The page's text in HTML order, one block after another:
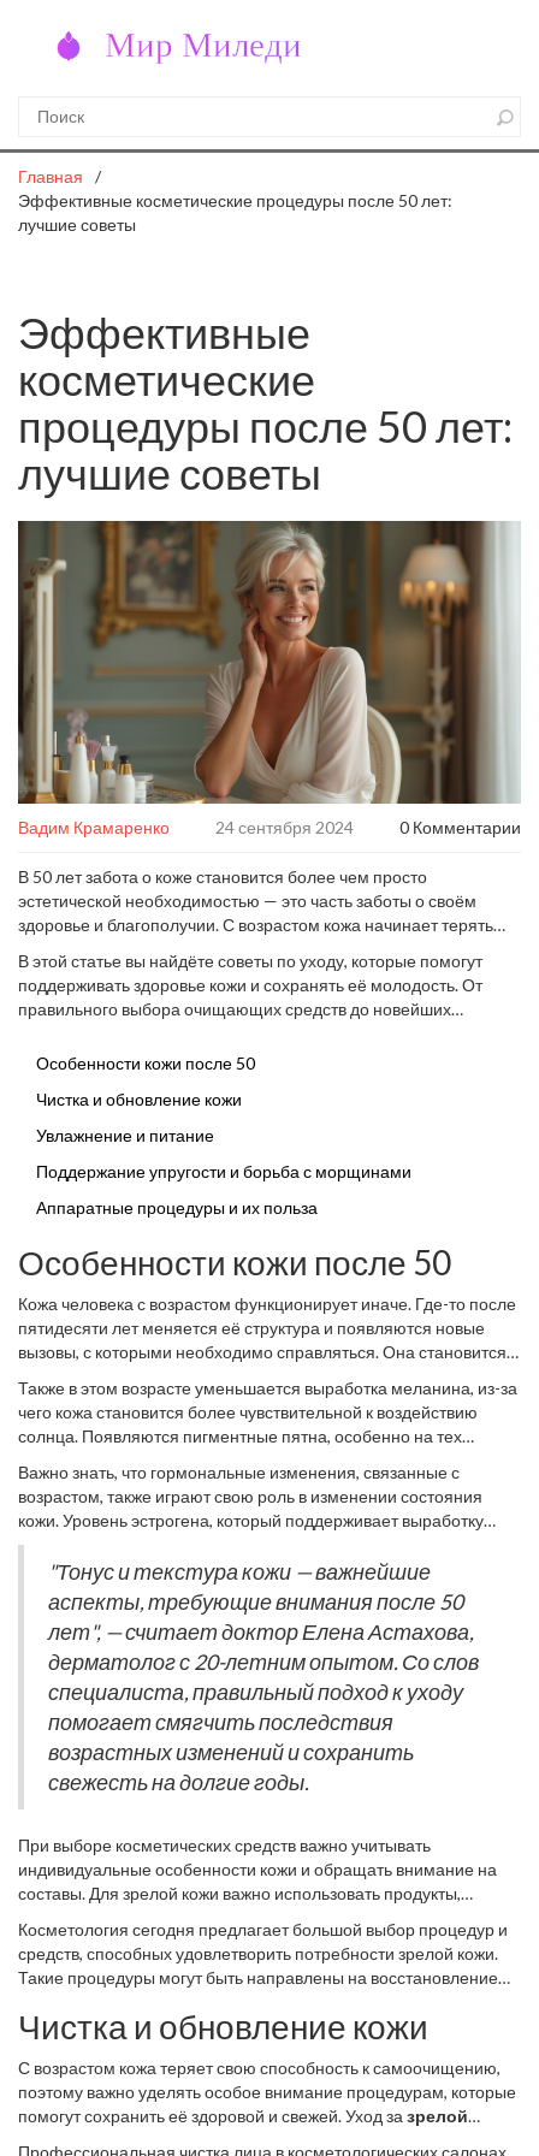
Главная
Эффективные косметические процедуры после 50 лет:
лучшие советы
Эффективные
косметические
процедуры после 50 лет:
лучшие советы
Вадим Крамаренко 24 сентября 2024 0 Комментарии
В 50 лет забота о коже становится более чем просто
эстетической необходимостью — это часть заботы о своём
здоровье и благополучии. С возрастом кожа начинает терять
морщины, пигментные пятна и неровности тона. Всё это
требует особого внимания и правильного подхода.
В этой статье вы найдёте советы по уходу, которые помогут
поддерживать здоровье кожи и сохранять её молодость. От
правильного выбора очищающих средств до новейших
заботиться о зрелой коже с умом и наслаждаться результатами.
Особенности кожи после 50
Чистка и обновление кожи
Увлажнение и питание
Поддержание упругости и борьба с морщинами
Аппаратные процедуры и их польза
Особенности кожи после 50
Кожа человека с возрастом функционирует иначе. Где-то после
пятидесяти лет меняется её структура и появляются новые
вызовы, с которыми необходимо справляться. Она становится
ответственных за упругость. Нередко кожа теряет влагу и
становится более сухой, так как с возрастом снижает свою
способность удерживать воду. Это ведет к появлению глубоких
морщин и потере прежней свежести.
Также в этом возрасте уменьшается выработка меланина, из-за
чего кожа становится более чувствительной к воздействию
солнца. Появляются пигментные пятна, особенно на тех
солнечных лучей. Кроме того, процессы обновления клеток
начинают заметно замедляться. Такая перестройка может
вызвать ощущение стянутости и дискомфорта, что требует
Важно знать, что гормональные изменения, связанные с
возрастом, также играют свою роль в изменении состояния
кожи. Уровень эстрогена, который поддерживает выработку
коллагена, снижается, что напрямую сказывается на внешнем
виде и ощущении кожи. В связи с этим недостатки, которые
были еле заметны в молодости, могут становиться более
очевидными. Именно по этой причинеуход за зрелой кожей
должен быть тщательно продуман и включать в себя средства,
способные компенсировать эти изменения.
"Тонус и текстура кожи — важнейшие
аспекты, требующие внимания после 50
лет", — считает доктор Елена Астахова,
дерматолог с 20-летним опытом. Со слов
специалиста, правильный подход к уходу
помогает смягчить последствия
возрастных изменений и сохранить
свежесть на долгие годы.
При выборе косметических средств важно учитывать
индивидуальные особенности кожи и обращать внимание на
составы. Для зрелой кожи важно использовать продукты,
вещества способствуют увлажнению, выравниванию цвета
лица и повышению упругости. Грамотно подобранный уход
поможет максимально эффективно противостоять
изменениям, связанным с возрастом, и делает это плавно, без
резких изменений.
Косметология сегодня предлагает большой выбор процедур и
средств, способных удовлетворить потребности зрелой кожи.
Такие процедуры могут быть направлены на восстановление
Главное — подходить к уходу комплексно, не забывая о
учитывать текущие потребности вашей кожи.
Чистка и обновление кожи
С возрастом кожа теряет свою способность к самоочищению,
поэтому важно уделять особое внимание процедурам, которые
помогут сохранить её здоровой и свежей. Уход за зрелой